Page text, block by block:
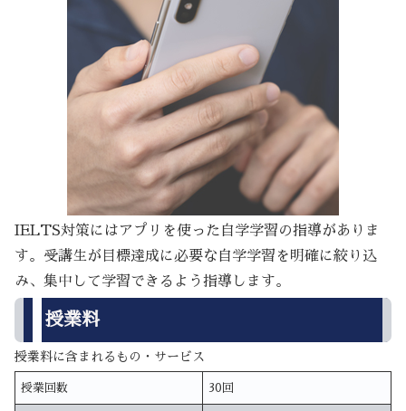
IELTS対策にはアプリを使った自学学習の指導がありま
す。受講生が目標達成に必要な自学学習を明確に絞り込
み、集中して学習できるよう指導します。
授業料
授業料に含まれるもの・サービス
授業回数 30回